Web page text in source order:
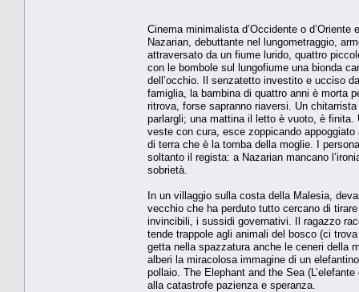
Cinema minimalista d’Occidente o
Nazarian, debuttante nel lungometraggio,
attraversato da un fiume lurido, quattro
con le bombole sul lungofiume una bionda
dell’occhio. Il senzatetto investito e ucciso
famiglia, la bambina di quattro anni è morta
ritrova, forse sapranno riaversi. Un
parlargli; una mattina il letto è vuoto, è
veste con cura, esce zoppicando
di terra che è la tomba della moglie. I
soltanto il regista: a Nazarian mancano
sobrietà.
In un villaggio sulla costa della Malesia,
vecchio che ha perduto tutto cercano di
invincibili, i sussidi governativi. Il ragazzo
tende trappole agli animali del bosco (ci
getta nella spazzatura anche le ceneri della
alberi la miracolosa immagine di un
pollaio. The Elephant and the Sea
alla catastrofe pazienza e speranza.